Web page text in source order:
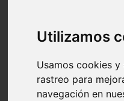
Utilizamos
Usamos cookies
rastreo para
navegación en
ventas
aves
marketing
bienestar
peque os mam feros